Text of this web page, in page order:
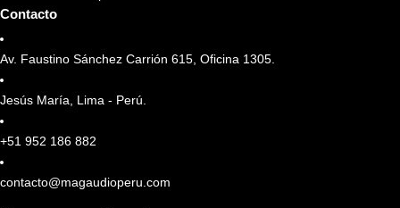
Contacto
Av. Faustino Sánchez Carrión 615, Oficina 1305.
Jesús María, Lima - Perú.
+51 952 186 882
contacto@magaudioperu.com